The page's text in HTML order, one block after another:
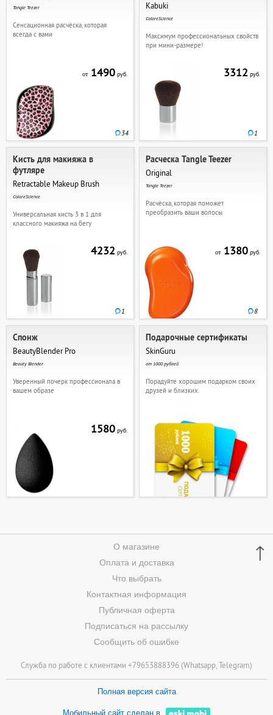
Tangle Teezer
Сенсационная расчёска, которая
всегда с вами
от1490руб.
34
Kabuki
ColoreScience
Максимум профессиональных свойств
при мини-размере!
3312 руб.
1
Кисть для макияжа в
футляре
Retractable Makeup Brush
ColoreScience
Универсальная кисть 3 в 1 для
классного макияжа на бегу
4232 руб.
1
Расческа Tangle Teezer
Original
Tangle Teezer
Расчёска, которая поможет
преобразить ваши волосы
от1380руб.
8
Спонж
BeautyBlender Pro
Beauty Blender
Уверенный почерк профессионала в
вашем образе
1580руб.
Подарочные сертификаты
SkinGuru
от 1000 рублей
Порадуйте хорошим подарком своих
друзей и близких.
↑
О магазине
Оплата и доставка
Что выбрать
Контактная информация
Публичная оферта
Подписаться на рассылку
Сообщить об ошибке
Служба по работе с клиентами +79653888396 (Whatsapp , Telegram)
Полная версия сайта
Мобильный сайт сделан в